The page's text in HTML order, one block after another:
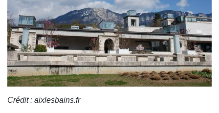
Crédit : aixlesbains.fr